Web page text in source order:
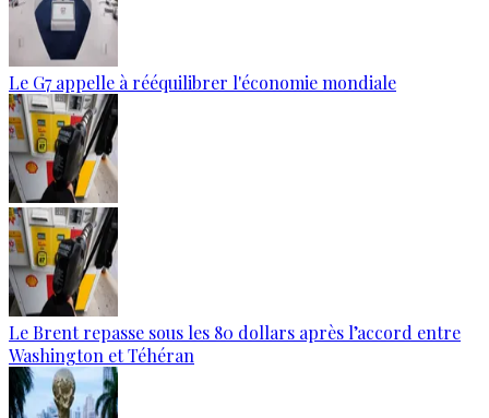
Le G7 appelle à rééquilibrer l'économie mondiale
Le Brent repasse sous les 80 dollars après l’accord entre
Washington et Téhéran